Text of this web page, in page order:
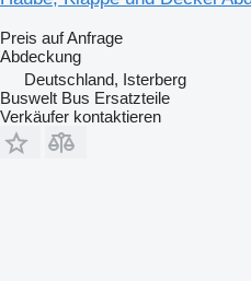
Preis auf Anfrage
Abdeckung
Deutschland, Isterberg
Buswelt Bus Ersatzteile
Verkäufer kontaktieren